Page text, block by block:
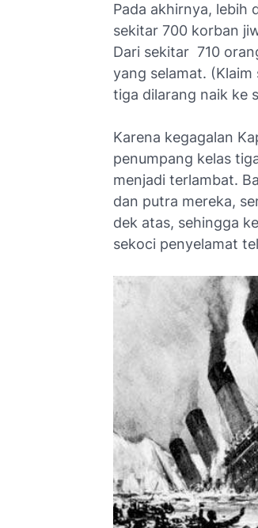
Pada akhirnya, lebih
sekitar 700 korban
Dari sekitar 710
yang selamat.
tiga dilarang naik ke
Karena kegagalan
penumpang kelas
menjadi terlambat.
dan putra mereka,
dek atas, sehingga
sekoci penyelamat